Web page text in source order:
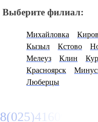
Выберите филиал:
Михайловка Киров
Кызыл
Кстово
Мелеуз
Клин
Красноярск
Люберцы
8(025)4160950